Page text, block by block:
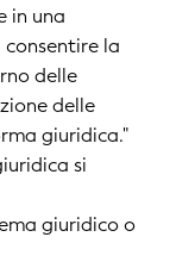
in una
consentire la
delle
delle
giuridica."
si
giuridico o